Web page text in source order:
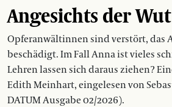
Angesichts der Wut
Opferanwältinnen sind verstört, das
beschädigt. Im Fall Anna ist vieles
Lehren lassen sich daraus ziehen?
Edith Meinhart, eingelesen von
DATUM Ausgabe 02/2026).